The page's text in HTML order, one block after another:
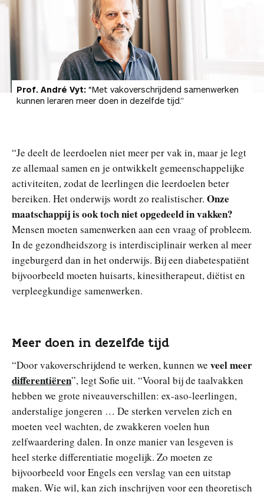
Prof. André Vyt: “Met vakoverschrijdend samenwerken
kunnen leraren meer doen in dezelfde tijd.”
“Je deelt de leerdoelen niet meer per vak in, maar je legt
ze allemaal samen en je ontwikkelt gemeenschappelijke
activiteiten, zodat de leerlingen die leerdoelen beter
bereiken. Het onderwijs wordt zo realistischer. Onze
maatschappij is ook toch niet opgedeeld in vakken?
Mensen moeten samenwerken aan een vraag of probleem.
In de gezondheidszorg is interdisciplinair werken al meer
ingeburgerd dan in het onderwijs. Bij een diabetespatiënt
bijvoorbeeld moeten huisarts, kinesitherapeut, diëtist en
verpleegkundige samenwerken.
Meer doen in dezelfde tijd
“Door vakoverschrijdend te werken, kunnen we veel meer
differentiëren”, legt Sofie uit. “Vooral bij de taalvakken
hebben we grote niveauverschillen: ex-aso-leerlingen,
anderstalige jongeren … De sterken vervelen zich en
moeten veel wachten, de zwakkeren voelen hun
zelfwaardering dalen. In onze manier van lesgeven is
heel sterke differentiatie mogelijk. Zo moeten ze
bijvoorbeeld voor Engels een verslag van een uitstap
maken. Wie wil, kan zich inschrijven voor een theoretisch